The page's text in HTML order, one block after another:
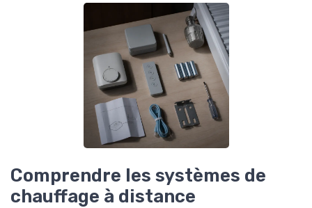
Comprendre les systèmes de
chauffage à distance